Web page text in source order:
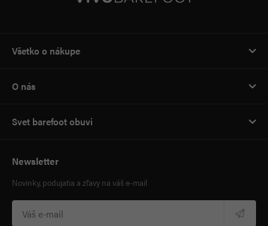
Všetko o nákupe
O nás
Svet barefoot obuvi
Newsletter
Novinky, podujatia a zľavy na váš e-mail